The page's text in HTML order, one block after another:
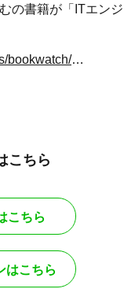
の書籍が「ITエンジ
https://forest.watch.impress.co.jp/docs/bookwatch/news/1478552.html
こちら
こちら
はこちら